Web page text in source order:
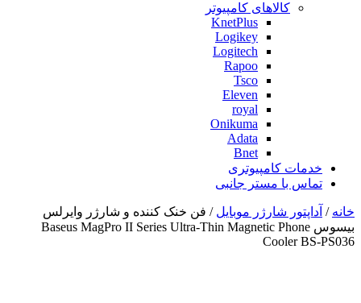
کالاهای کامپیوتر
KnetPlus
Logikey
Logitech
Rapoo
Tsco
Eleven
royal
Onikuma
Adata
Bnet
خدمات کامپیوتری
تماس با مستر جانبی
خانه / آداپتور شارژر موبایل / فن خنک کننده و شارژر وایرلس
بیسوس Baseus MagPro II Series Ultra-Thin Magnetic Phone
Cooler BS-PS036